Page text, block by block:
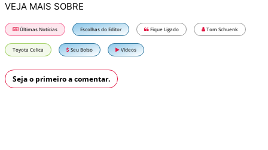
VEJA MAIS SOBRE
Últimas Notícias Escolhas do Editor Fique Ligado Tom Schuenk
Toyota Celica Seu Bolso Vídeos
Seja o primeiro a comentar.